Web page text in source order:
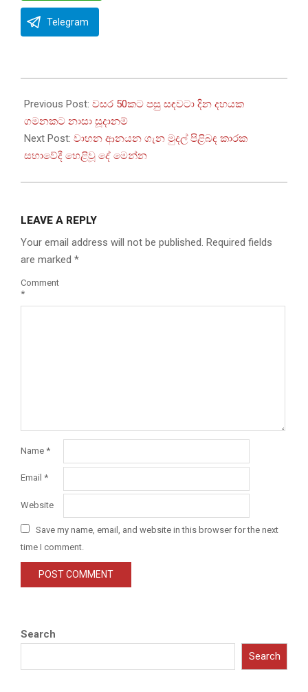
Telegram
09-
24
Previous Post: වසර 50කට පසු සඳවටා දින දහයක
ගමනකට නාසා සූදානම්
Next Post: වාහන ආනයන ගැන මුදල් පිළිබඳ කාරක
සභාවේදී හෙළිවූ දේ මෙන්න
LEAVE A REPLY
Your email address will not be published. Required fields
are marked *
Comment
*
Name *
Email *
Website
Save my name, email, and website in this browser for the next
time I comment.
Search
Search